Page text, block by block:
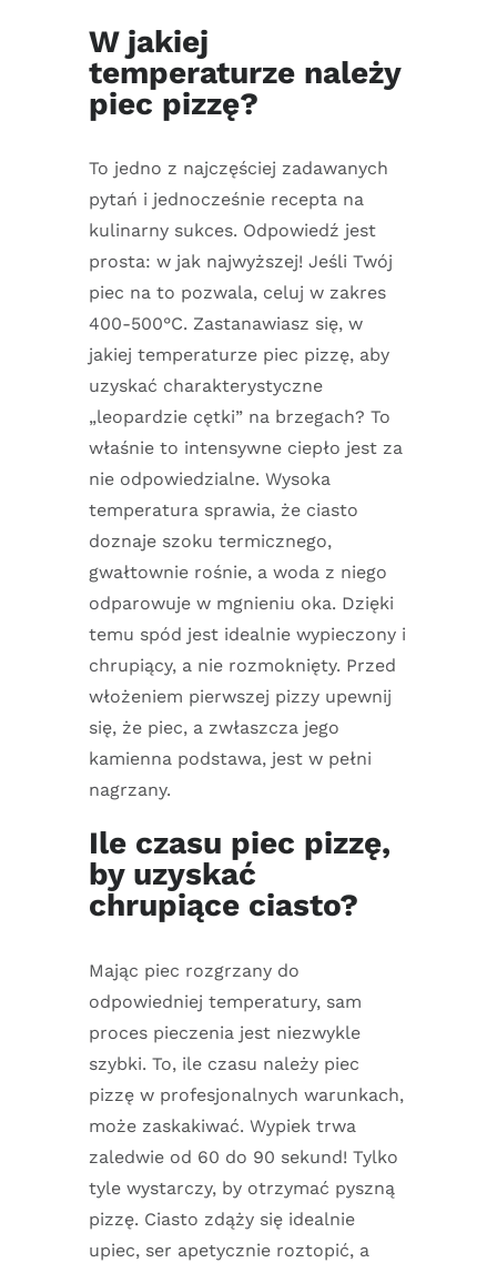
W jakiej
temperaturze należy
piec pizzę?
To jedno z najczęściej zadawanych
pytań i jednocześnie recepta na
kulinarny sukces. Odpowiedź jest
prosta: w jak najwyższej! Jeśli Twój
piec na to pozwala, celuj w zakres
400-500°C. Zastanawiasz się, w
jakiej temperaturze piec pizzę, aby
uzyskać charakterystyczne
„leopardzie cętki” na brzegach? To
właśnie to intensywne ciepło jest za
nie odpowiedzialne. Wysoka
temperatura sprawia, że ciasto
doznaje szoku termicznego,
gwałtownie rośnie, a woda z niego
odparowuje w mgnieniu oka. Dzięki
temu spód jest idealnie wypieczony i
chrupiący, a nie rozmoknięty. Przed
włożeniem pierwszej pizzy upewnij
się, że piec, a zwłaszcza jego
kamienna podstawa, jest w pełni
nagrzany.
Ile czasu piec pizzę,
by uzyskać
chrupiące ciasto?
Mając piec rozgrzany do
odpowiedniej temperatury, sam
proces pieczenia jest niezwykle
szybki. To, ile czasu należy piec
pizzę w profesjonalnych warunkach,
może zaskakiwać. Wypiek trwa
zaledwie od 60 do 90 sekund! Tylko
tyle wystarczy, by otrzymać pyszną
pizzę. Ciasto zdąży się idealnie
upiec, ser apetycznie roztopić, a